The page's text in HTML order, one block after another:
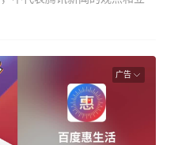
广告